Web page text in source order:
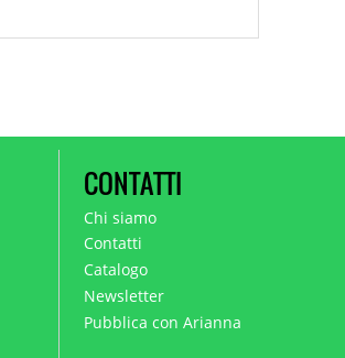
CONTATTI
Chi siamo
Contatti
Catalogo
Newsletter
Pubblica con Arianna